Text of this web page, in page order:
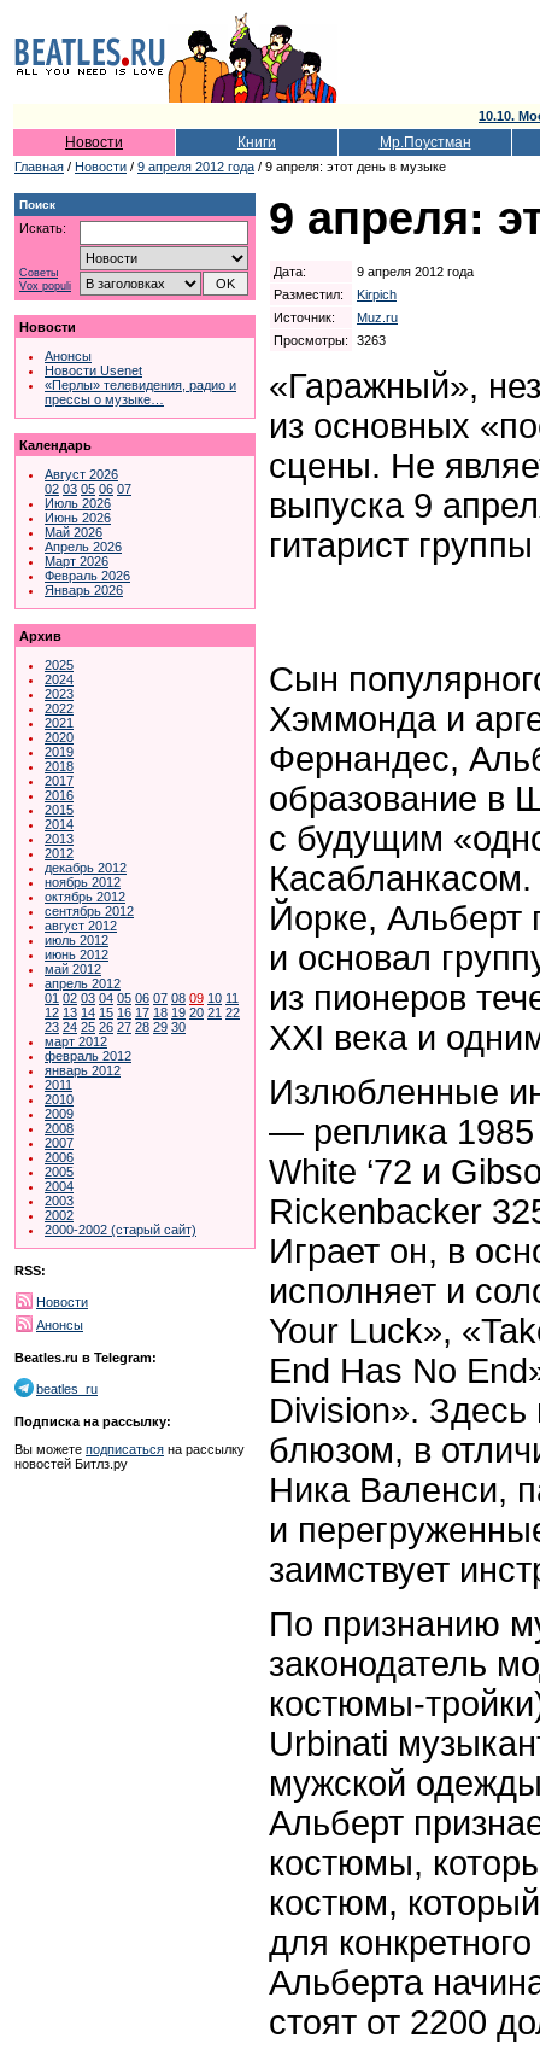
10.10.
Новости Книги Мр.Поустман
Главная / Новости / 9 апреля 2012 года / 9 апреля: этот день в музыке
Поиск
Искать:
Советы
Vox populi
Новости
Анонсы
Новости Usenet
«Перлы» телевидения, радио и
прессы о музыке…
Календарь
Август 2026
02 03 05 06 07
Июль 2026
Июнь 2026
Май 2026
Апрель 2026
Март 2026
Февраль 2026
Январь 2026
Архив
2025
2024
2023
2022
2021
2020
2019
2018
2017
2016
2015
2014
2013
2012
декабрь 2012
ноябрь 2012
октябрь 2012
сентябрь 2012
август 2012
июль 2012
июнь 2012
май 2012
апрель 2012
01 02 03 04 05 06 07 08 09 10 11
12 13 14 15 16 17 18 19 20 21 22
23 24 25 26 27 28 29 30
март 2012
февраль 2012
январь 2012
2011
2010
2009
2008
2007
2006
2005
2004
2003
2002
2000-2002 (старый сайт)
RSS:
Новости
Анонсы
Beatles.ru в Telegram:
beatles_ru
Подписка на рассылку:
Вы можете подписаться на рассылку
новостей Битлз.ру
9 апреля:
Дата:
9 апреля 2012 года
Разместил:
Kirpich
Источник:
Muz.ru
Просмотры:
3263
«Гаражный»,
из основных
сцены. Не
выпуска 9
гитарист
Сын
Хэммонда и
Фернандес,
образование в
с будущим
Йорке, Альберт
и основал
из пионеров
XXI века и
Излюбленные
— реплика 1985
White ‘72 и
Rickenbacker
Играет он, в
исполняет и
Your Luck»,
End Has No
Division». Здесь
блюзом, в
Ника Валенси,
и
заимствует
По признанию
законодатель
костюмы-
Urbinati
мужской
Альберт
костюмы,
костюм,
для
Альберта
стоят от 2200